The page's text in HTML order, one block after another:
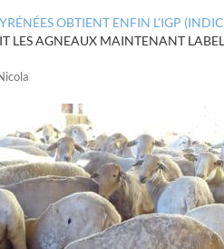
OBTIENT ENFIN L’IGP
LES AGNEAUX MAINTENANT